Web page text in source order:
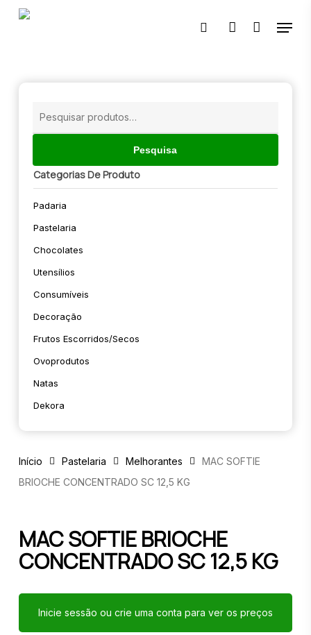
Skip
🔍
pesquisaraccount
Menu
Pesquisa
Categorias De Produto
Padaria
Pastelaria
Chocolates
Utensílios
Consumíveis
Decoração
Frutos Escorridos/secos
Ovoprodutos
Natas
Dekora
Início Pastelaria Melhorantes
MAC SOFTIE
BRIOCHE CONCENTRADO SC 12,5 KG
MAC SOFTIE BRIOCHE
CONCENTRADO SC 12,5 KG
Inicie sessão ou crie uma conta para ver os preços